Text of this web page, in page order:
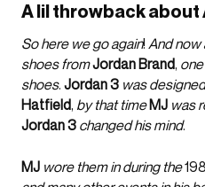
A lil throwback about
So here we go again! And now
shoes fromJordan Brand,
shoes. Jordan 3 was
Hatfield, by that time MJ was
Jordan 3 changed his mind.
MJ wore them in during the